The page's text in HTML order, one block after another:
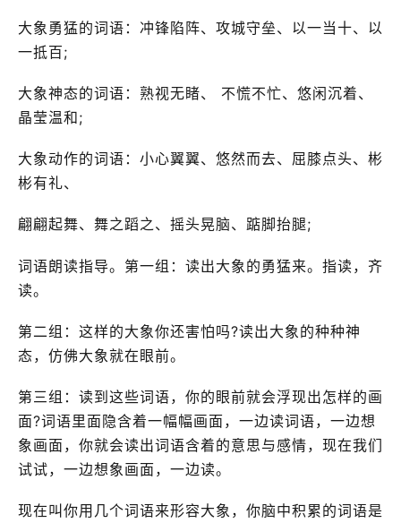
大象勇猛的词语：冲锋陷阵、攻城守垒、以一当十、以
一抵百;
大象神态的词语：熟视无睹、 不慌不忙、悠闲沉着、
晶莹温和;
大象动作的词语：小心翼翼、悠然而去、屈膝点头、彬
彬有礼、
翩翩起舞、舞之蹈之、摇头晃脑、踮脚抬腿;
词语朗读指导。第一组：读出大象的勇猛来。指读，齐
读。
第二组：这样的大象你还害怕吗?读出大象的种种神
态，仿佛大象就在眼前。
第三组：读到这些词语，你的眼前就会浮现出怎样的画
面?词语里面隐含着一幅幅画面，一边读词语，一边想
象画面，你就会读出词语含着的意思与感情，现在我们
试试，一边想象画面，一边读。
现在叫你用几个词语来形容大象，你脑中积累的词语是